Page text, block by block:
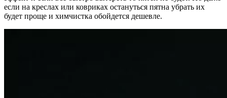
если на креслах или ковриках остануться пятна убрать их
будет проще и химчистка обойдется дешевле.